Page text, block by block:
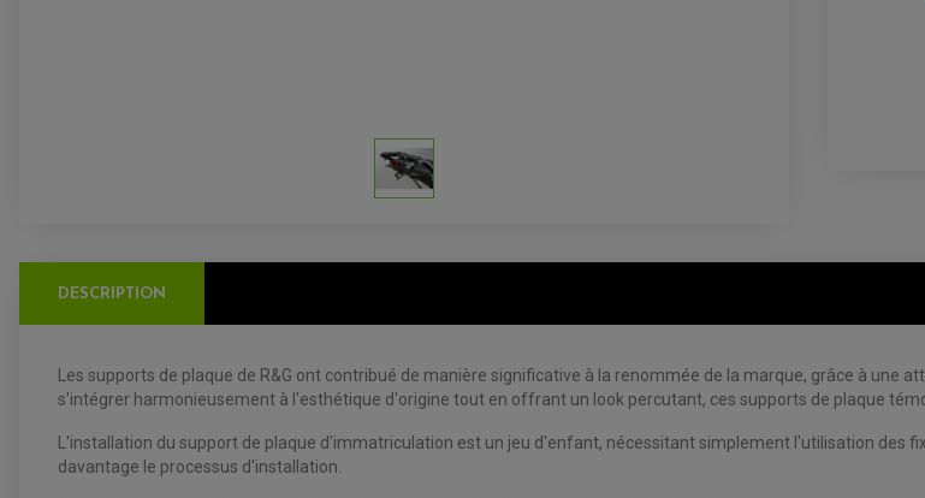
DESCRIPTION
Les supports de plaque de R&G ont contribué de manière significative à la renommée de la marque, grâce à
s'intégrer harmonieusement à l'esthétique d'origine tout en offrant un look percutant, ces supports de plaque
L'installation du support de plaque d'immatriculation est un jeu d'enfant, nécessitant simplement l'utilisation des
davantage le processus d'installation.